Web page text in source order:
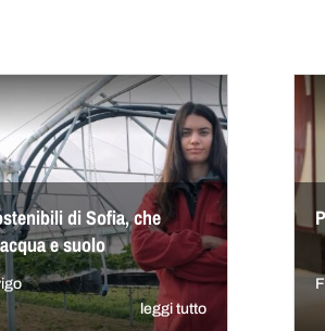
di Sofia, che
e suolo
leggi tutto